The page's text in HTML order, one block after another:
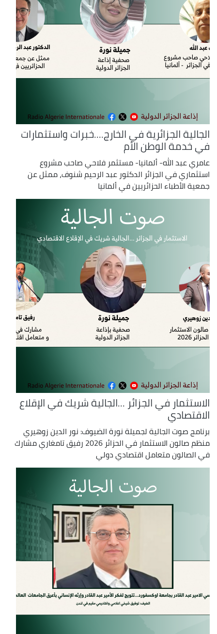
الجالية الجزائرية في الخارج....خبرات واستثمارات
في خدمة الوطن الأم
عامري عبد الله- ألمانيا- مستثمر فلاحي صاحب مشروع
استثماري في الجزائر الدكتور عبد الرحيم شنوف، ممثل عن
جمعية الأطباء الحزائريين في ألمانيا
الاستثمار في الجزائر ...الجالية شريك في الإقلاع
الاقتصادي
برنامج صوت الجالية لجميلة نورة الضيوف: نور الدين زوهيري
منظم صالون الاستثمار في الحزائر 2026 رفيق تامغاري مشارك
في الصالون متعامل اقتصادي دولي